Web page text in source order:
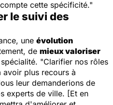
cette spécificité."
le suivi des
une évolution
de mieux valoriser
"Clarifier nos rôles
avoir plus recours à
leur demanderions de
experts de ville. [Et en